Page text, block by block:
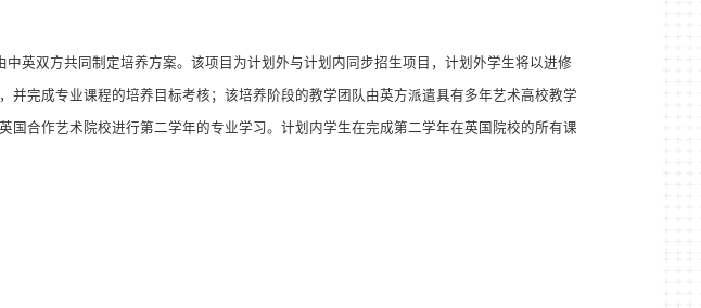
英双方共同制定培养方案。该项目为计划外与计划内同步招生项目，计划外学生将以进修
完成专业课程的培养目标考核；该培养阶段的教学团队由英方派遣具有多年艺术高校教学
合作艺术院校进行第二学年的专业学习。计划内学生在完成第二学年在英国院校的所有课